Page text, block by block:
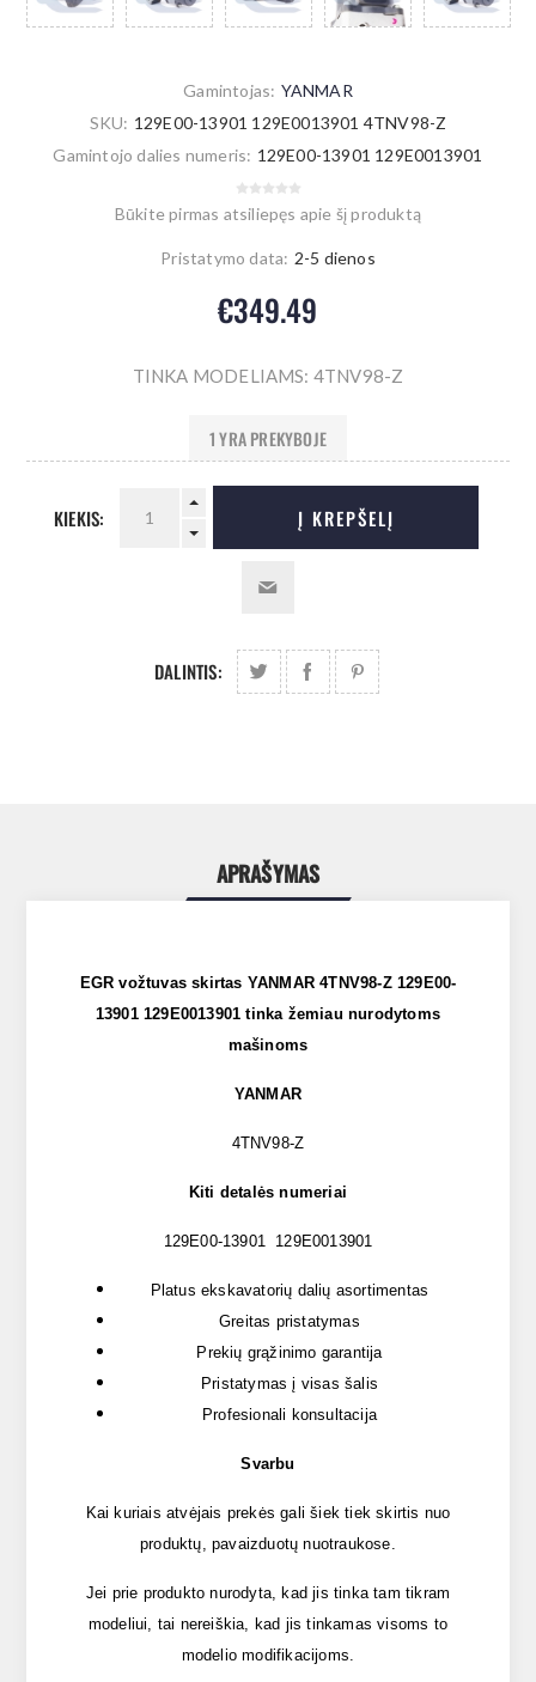
Gamintojas: YANMAR
SKU: 129E00-13901 129E0013901 4TNV98-Z
Gamintojo dalies numeris: 129E00-13901 129E0013901
Būkite pirmas atsiliepęs apie šį produktą
Pristatymo data: 2-5 dienos
€349.49
TINKA MODELIAMS: 4TNV98-Z
1 YRA PREKYBOJE
KIEKIS: Į KREPŠELĮ
DALINTIS:
APRAŠYMAS
EGR vožtuvas skirtas YANMAR 4TNV98-Z 129E00-
13901 129E0013901 tinka žemiau nurodytoms
mašinoms
YANMAR
4TNV98-Z
Kiti detalės numeriai
129E00-13901 129E0013901
Platus ekskavatorių dalių asortimentas
Greitas pristatymas
Prekių grąžinimo garantija
Pristatymas į visas šalis
Profesionali konsultacija
Svarbu
Kai kuriais atvėjais prekės gali šiek tiek skirtis nuo
produktų, pavaizduotų nuotraukose.
Jei prie produkto nurodyta, kad jis tinka tam tikram
modeliui, tai nereiškia, kad jis tinkamas visoms to
modelio modifikacijoms.